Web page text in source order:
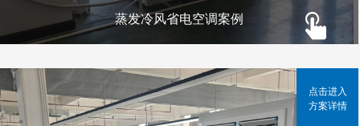
蒸发冷风省电空调案例
点击进入
方案详情